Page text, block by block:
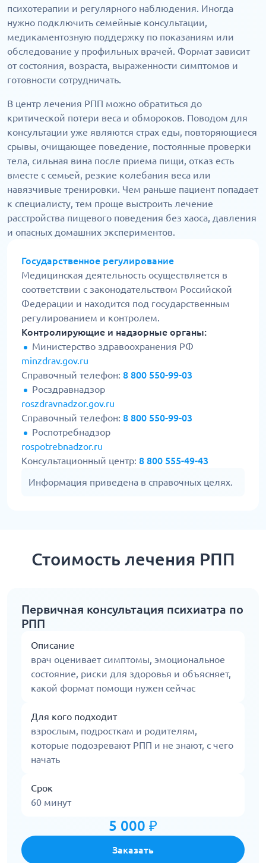
психотерапии и регулярного наблюдения. Иногда
нужно подключить семейные консультации,
медикаментозную поддержку по показаниям или
обследование у профильных врачей. Формат зависит
от состояния, возраста, выраженности симптомов и
готовности сотрудничать.
В центр лечения РПП можно обратиться до
критической потери веса и обмороков. Поводом для
консультации уже являются страх еды, повторяющиеся
срывы, очищающее поведение, постоянные проверки
тела, сильная вина после приема пищи, отказ есть
вместе с семьей, резкие колебания веса или
навязчивые тренировки. Чем раньше пациент попадает
к специалисту, тем проще выстроить лечение
расстройства пищевого поведения без хаоса, давления
и опасных домашних экспериментов.
Государственное регулирование
Медицинская деятельность осуществляется в
соответствии с законодательством Российской
Федерации и находится под государственным
регулированием и контролем.
Контролирующие и надзорные органы:
Министерство здравоохранения РФ
minzdrav.gov.ru
Справочный телефон: 8 800 550-99-03
Росздравнадзор
roszdravnadzor.gov.ru
Справочный телефон: 8 800 550-99-03
Роспотребнадзор
rospotrebnadzor.ru
Консультационный центр: 8 800 555-49-43
Информация приведена в справочных целях.
Стоимость лечения РПП
Первичная консультация психиатра по
РПП
Описание
врач оценивает симптомы, эмоциональное
состояние, риски для здоровья и объясняет,
какой формат помощи нужен сейчас
Для кого подходит
взрослым, подросткам и родителям,
которые подозревают РПП и не знают, с чего
начать
Срок
60 минут
5 000 ₽
Заказать